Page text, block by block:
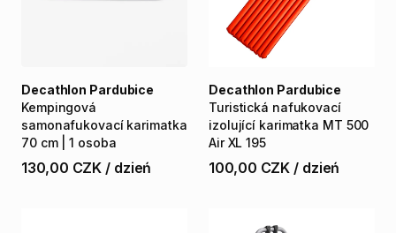
Kempingová
samonafukovací karimatka
70 cm 1 osoba
Decathlon Pardubice
130,00 CZK / dzień
Turistická nafukovací
izolující karimatka MT 500
Air XL 195
Decathlon Pardubice
100,00 CZK / dzień